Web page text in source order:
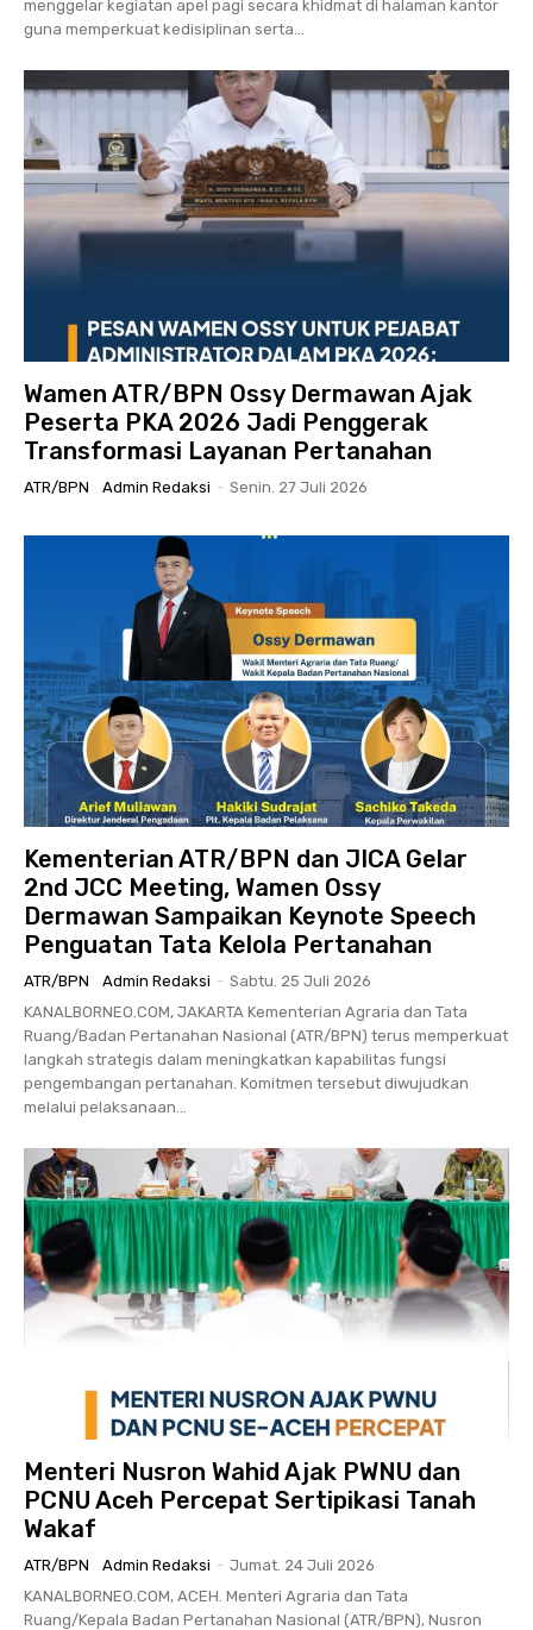
menggelar kegiatan apel pagi secara khidmat di halaman kantor
guna memperkuat kedisiplinan serta...
Wamen ATR/BPN Ossy Dermawan Ajak
Peserta PKA 2026 Jadi Penggerak
Transformasi Layanan Pertanahan
ATR/BPN Admin Redaksi - Senin. 27 Juli 2026
Kementerian ATR/BPN dan JICA Gelar
2nd JCC Meeting, Wamen Ossy
Dermawan Sampaikan Keynote Speech
Penguatan Tata Kelola Pertanahan
ATR/BPN Admin Redaksi - Sabtu. 25 Juli 2026
KANALBORNEO.COM, JAKARTA Kementerian Agraria dan Tata
Ruang/Badan Pertanahan Nasional (ATR/BPN) terus memperkuat
langkah strategis dalam meningkatkan kapabilitas fungsi
pengembangan pertanahan. Komitmen tersebut diwujudkan
melalui pelaksanaan...
Menteri Nusron Wahid Ajak PWNU dan
PCNU Aceh Percepat Sertipikasi Tanah
Wakaf
ATR/BPN Admin Redaksi - Jumat. 24 Juli 2026
KANALBORNEO.COM, ACEH. Menteri Agraria dan Tata
Ruang/Kepala Badan Pertanahan Nasional (ATR/BPN), Nusron